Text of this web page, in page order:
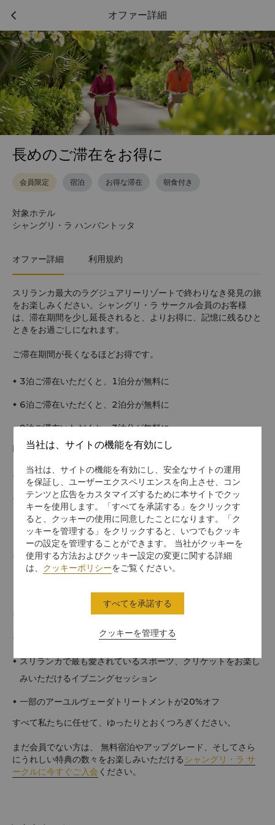
オファー詳細
長めのご滞在をお得に
会員限定 宿泊 お得な滞在 朝食付き
対象ホテル
シャングリ・ラ ハンバントッタ
オファー詳細 利用規約
スリランカ最大のラグジュアリーリゾートで終わりなき発見の旅
をお楽しみください。シャングリ・ラ サークル会員のお客様
は、滞在期間を少し延長されると、よりお得に、記憶に残るひと
ときをお過ごしになれます。
ご滞在期間が長くなるほどお得です。
3泊ご滞在いただくと、1泊分が無料に
6泊ご滞在いただくと、2泊分が無料に
9泊ご滞在いただくと、3泊分が無料に
以下の特典をお楽しみいただけます。
毎日の朝食（2名様）
時間を有効に使えるアーリーチェックインおよびレイトチェッ
クアウト（空室状況によりご利用いただけない場合がございま
す）
3つのスイミングプール、幅広いレクリエーションアクティビ
ティ、お子様向けクラブ、スリランカで唯一の18ホールのゴ
ルフリゾートコースのご利用無制限
リゾート敷地内を巡る朝のサイクリングが無料（ガイド付き）
ラグーンプールでのアクアフィットネスセッション（午後）
スリランカで最も愛されているスポーツ、クリケットをお楽し
みいただけるイブニングセッション
一部のアーユルヴェーダトリートメントが20%オフ
すべて私たちに任せて、ゆったりとおくつろぎください。
まだ会員でない方は、 無料宿泊やアップグレード、そしてさら
にうれしい特典の数々をお楽しみいただける シャングリ・ラ サ
ークルに今すぐご入会 ください。
当社は、サイトの機能を有効にし
当社は、サイトの機能を有効にし、安全なサイトの運用
を保証し、ユーザーエクスペリエンスを向上させ、コン
テンツと広告をカスタマイズするために本サイトでクッ
キーを使用します。「すべてを承諾する」をクリックす
ると、クッキーの使用に同意したことになります。「ク
ッキーを管理する」をクリックすると、いつでもクッキ
ーの設定を管理することができます。 当社がクッキーを
使用する方法およびクッキー設定の変更に関する詳細
は、 クッキーポリシーをご覧ください。
クッキーを管理する
すべてを承諾する